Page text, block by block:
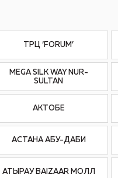
ТРЦ ‘FORUM’
MEGA SILK WAY NUR-
SULTAN
АКТОБЕ
АСТАНА АБУ-ДАБИ
АТЫРАУ BAIZAAR МОЛЛ